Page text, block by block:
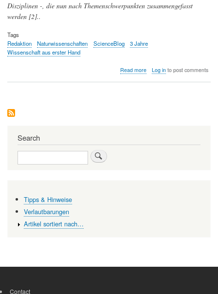
Disziplinen -, die nun nach Themenschwerpunkten zusammengefasst
werden [2]..
Tags
Redaktion
Naturwissenschaften ScienceBlog
3 Jahre
Wissenschaft aus erster Hand
Read moreabout
Log into post comments
Search
Search
Tipps & Hinweise
Verlautbarungen
Artikel sortiert nach…
Contact